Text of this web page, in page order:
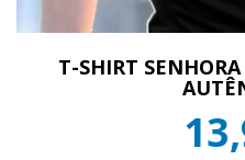
T-SHIRT